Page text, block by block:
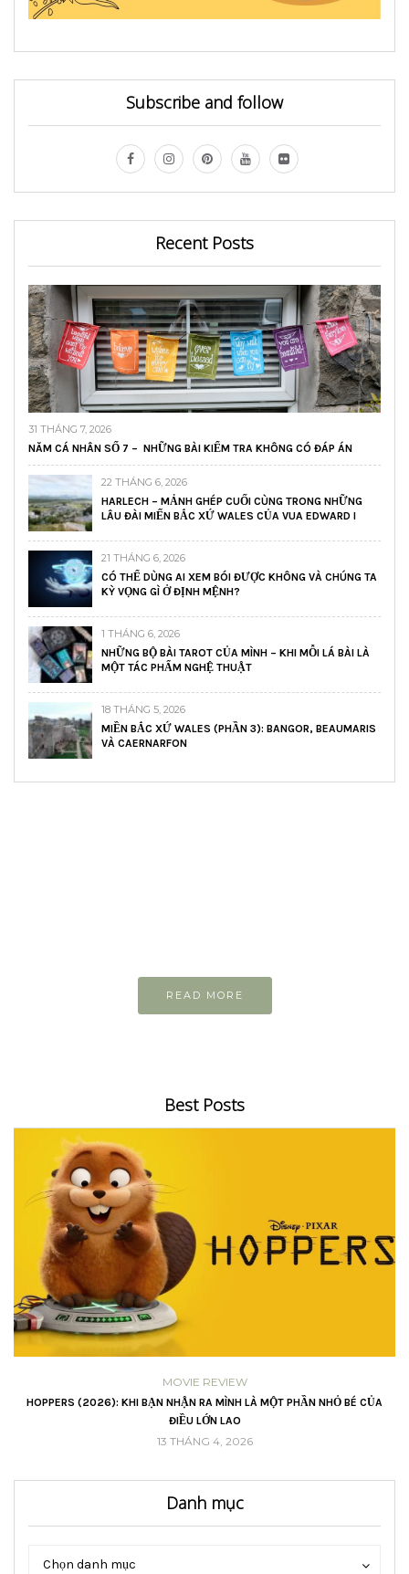
Subscribe and follow
Recent Posts
31 THÁNG 7, 2026
NĂM CÁ NHÂN SỐ 7 – NHỮNG BÀI KIỂM TRA KHÔNG CÓ ĐÁP ÁN
22 THÁNG 6, 2026
HARLECH – MẢNH GHÉP CUỐI CÙNG TRONG NHỮNG
LÂU ĐÀI MIẾN BẮC XỨ WALES CỦA VUA EDWARD I
21 THÁNG 6, 2026
CÓ THỂ DÙNG AI XEM BÓI ĐƯỢC KHÔNG VÀ CHÚNG TA
KỲ VỌNG GÌ Ở ĐỊNH MỆNH?
1 THÁNG 6, 2026
NHỮNG BỘ BÀI TAROT CỦA MÌNH – KHI MỖI LÁ BÀI LÀ
MỘT TÁC PHẨM NGHỆ THUẬT
18 THÁNG 5, 2026
MIỀN BẮC XỨ WALES (PHẦN 3): BANGOR, BEAUMARIS
VÀ CAERNARFON
READ MORE
Best Posts
MOVIE REVIEW
HOPPERS (2026): KHI BẠN NHẬN RA MÌNH LÀ MỘT PHẦN NHỎ BÉ CỦA
ĐIỀU LỚN LAO
13 THÁNG 4, 2026
Danh mục
Chọn danh mục
Danh